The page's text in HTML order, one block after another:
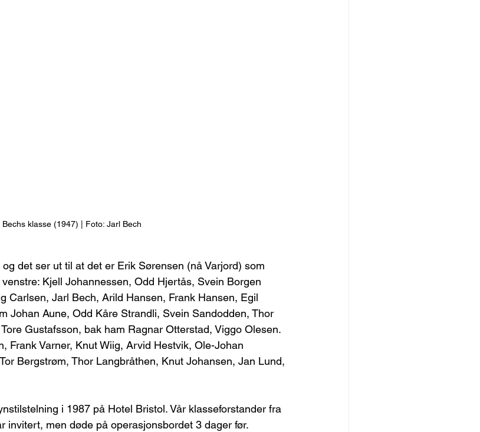
Bechs klasse (1947) | Foto: Jarl Bech
det ser ut til at det er Erik Sørensen (nå Varjord) som
Kjell Johannessen, Odd Hjertås, Svein Borgen
Carlsen, Jarl Bech, Arild Hansen, Frank Hansen, Egil
Johan Aune, Odd Kåre Strandli, Svein Sandodden, Thor
Gustafsson, bak ham Ragnar Otterstad, Viggo Olesen.
Frank Varner, Knut Wiig, Arvid Hestvik, Ole-Johan
Bergstrøm, Thor Langbråthen, Knut Johansen, Jan Lund,
i 1987 på Hotel Bristol. Vår klasseforstander fra
invitert, men døde på operasjonsbordet 3 dager før.